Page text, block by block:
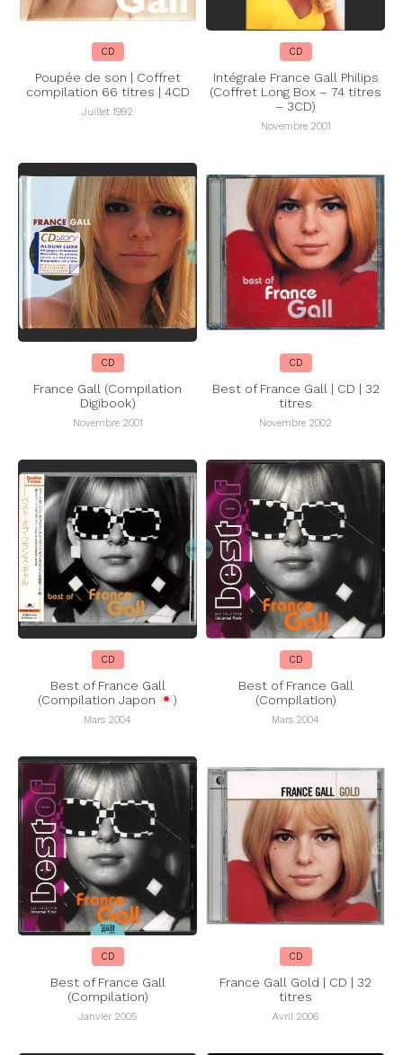
CD
Poupée de son | Coffret
compilation 66 titres | 4CD
Juillet 1992
CD
Intégrale France Gall Philips
(Coffret Long Box – 74 titres
– 3CD)
Novembre 2001
CD
France Gall (Compilation
Digibook)
Novembre 2001
CD
Best of France Gall | CD | 32
titres
Novembre 2002
CD
Best of France Gall
(Compilation Japon
)
Mars 2004
CD
Best of France Gall
(Compilation)
Mars 2004
CD
Best of France Gall
(Compilation)
Janvier 2005
CD
France Gall Gold | CD | 32
titres
Avril 2006